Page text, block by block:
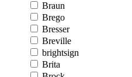
Braun
Brego
Bresser
Breville
brightsign
Brita